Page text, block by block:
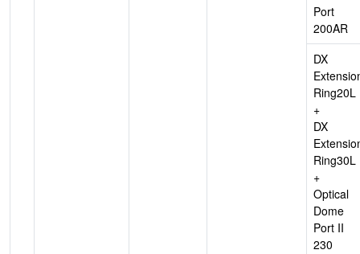
Port
200AR
DX
Ring20L
+
DX
Ring30L
+
Optical
Dome
Port II
230